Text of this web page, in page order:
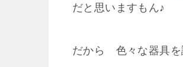
だと思いますもん♪
だから 色々な器具を